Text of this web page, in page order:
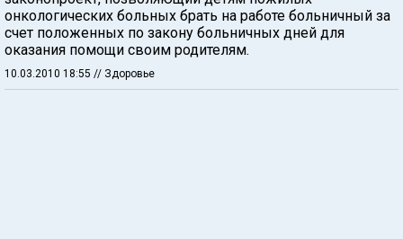
онкологических больных брать на работе больничный за
счет положенных по закону больничных дней для
оказания помощи своим родителям.
10.03.2010 18:55 // Здоровье